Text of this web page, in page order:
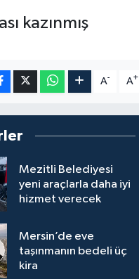
kazınmış
A- A+
Mezitli Belediyesi
yeni araçlarla daha iyi
hizmet verecek
Mersin’de eve
taşınmanın bedeli üç
kira